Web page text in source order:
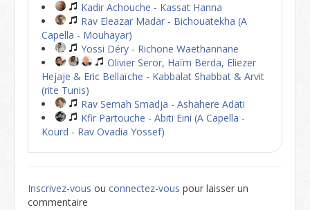
Kadir Achouche - Kassat Hanna
Rav Eleazar Madar - Bichouatekha (A
Capella - Mouhayar)
Yossi Déry - Richone Waethannane
Olivier Seror, Haïm Berda, Eliezer
Hejaje & Eric Bellaïche - Kabbalat Shabbat & Arvit
(rite Tunis)
Rav Semah Smadja - Ashahere Adati
Kfir Partouche - Abiti Eini (A Capella -
Kourd - Rav Ovadia Yossef)
Inscrivez-vous ou connectez-vous pour laisser un
commentaire